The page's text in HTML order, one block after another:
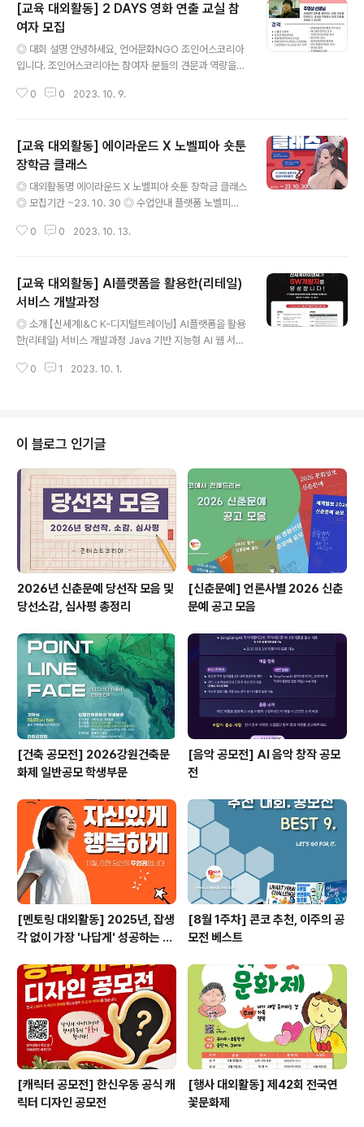
[교육 대외활동] 2 DAYS 영화 연출 교실 참
여자 모집
◎ 대회 설명 안녕하세요, 언어문화NGO 조인어스코리아
입니다. 조인어스코리아는 참여자 분들의 견문과 역량을
유하는 열린 강연을 개최합니다. 2 DAYS 영화연출 교실
해 낼 수 있습니다. 여러분의 창작 열정을 폭발시키고자 이
시간을 갖게 되었습니다. 대학생부터 시민까지, 스마트폰
으로 직접 드라마를 만들어 보세요! 많은 분들의 관심과 기
대 부탁드립니다! 함께 해주셔서 감사합니다 언어문화 NG
◎ 강연자 소개 포스터 참고 ◎ 강의 내용 1차: 5개 숏으로
0 0 2023. 10. 9.
[교육 대외활동] 에이라운드 X 노벨피아 숏툰
장학금 클래스
◎ 대외활동명 에이라운드 X 노벨피아 숏툰 장학금 클래스
◎ 모집기간 ~23. 10. 30 ◎ 수업안내 플랫폼 노벨피아
아 숏툰 제작으로 취업까지 연결해 드리는 수업입니다. 1년
내용이고 각 커리큘럼마다 기간이 줄어들거나 늘어날수있
습니다.) (800만원상당의 무료수업) 1개월차 : 마인드 필
수드로잉, 기본적인 드로잉 (초급자 중급자에따라 변동있
을수있음) 2~3개월차 : 인체 4개월차 : 포즈 5개월차 : 러
프콘티 6개월차 : 얼굴 ※ 중간점검 ※ 7개월차 : 옷주름 8
개월차 : 상업적 마인드. 성인 컨텐츠 9개월차 : 연출 ※ 중
0 0 2023. 10. 13.
[교육 대외활동] AI플랫폼을 활용한(리테일)
서비스 개발과정
◎ 소개 【신세계I&C K-디지털트레이닝】 AI플랫폼을 활용
한(리테일) 서비스 개발과정 Java 기반 지능형 AI 웹 서비
젝트를 수행하며 문제 해결 역량을 갖춘 실무형 SW 개발
자 *전공무관​ ◎ 모집기간 2023. 9. 18(월) ~ 10. 25(수)
◎ 교육기간 2023. 10 .30(월) ~ 2024. 4. 22(월) ◎
교육비 무료(국비지원 100%), 훈련장려금(30만원 내외)
지급 ◎ 교육혜택 - 신세계I&C 채용연계 진행 우수 수료생
대상 신세계I&C 서류 전형 가..
0 1 2023. 10. 1.
이 블로그 인기글
2026년 신춘문예 당선작 모음 및
당선소감, 심사평 총정리
[신춘문예] 언론사별 2026 신춘
문예 공고 모음
[건축 공모전] 2026강원건축문
화제 일반공모 학생부문
[음악 공모전] AI 음악 창작 공모
전
[멘토링 대외활동] 2025년, 잡생
각 없이 가장 '나답게' 성공하는 법
[8월 1주차] 콘코 추천, 이주의 공
모전 베스트
[캐릭터 공모전] 한신우동 공식 캐
릭터 디자인 공모전
[행사 대외활동] 제42회 전국연
꽃문화제